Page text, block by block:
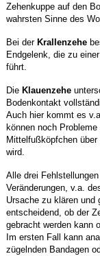
Zehenkuppe auf den
wahrsten Sinne des
Bei derKrallenzehe
Endgelenk, die zu
führt.
Die Klauenzehe
Bodenkontakt
Auch hier kommt es
können noch
Mittelfußköpfchen
wird.
Alle drei
Veränderungen, v.a.
Ursache zu klären und
entscheidend, ob der
gebracht werden kann
Im ersten Fall kann
zügelnden Bandagen